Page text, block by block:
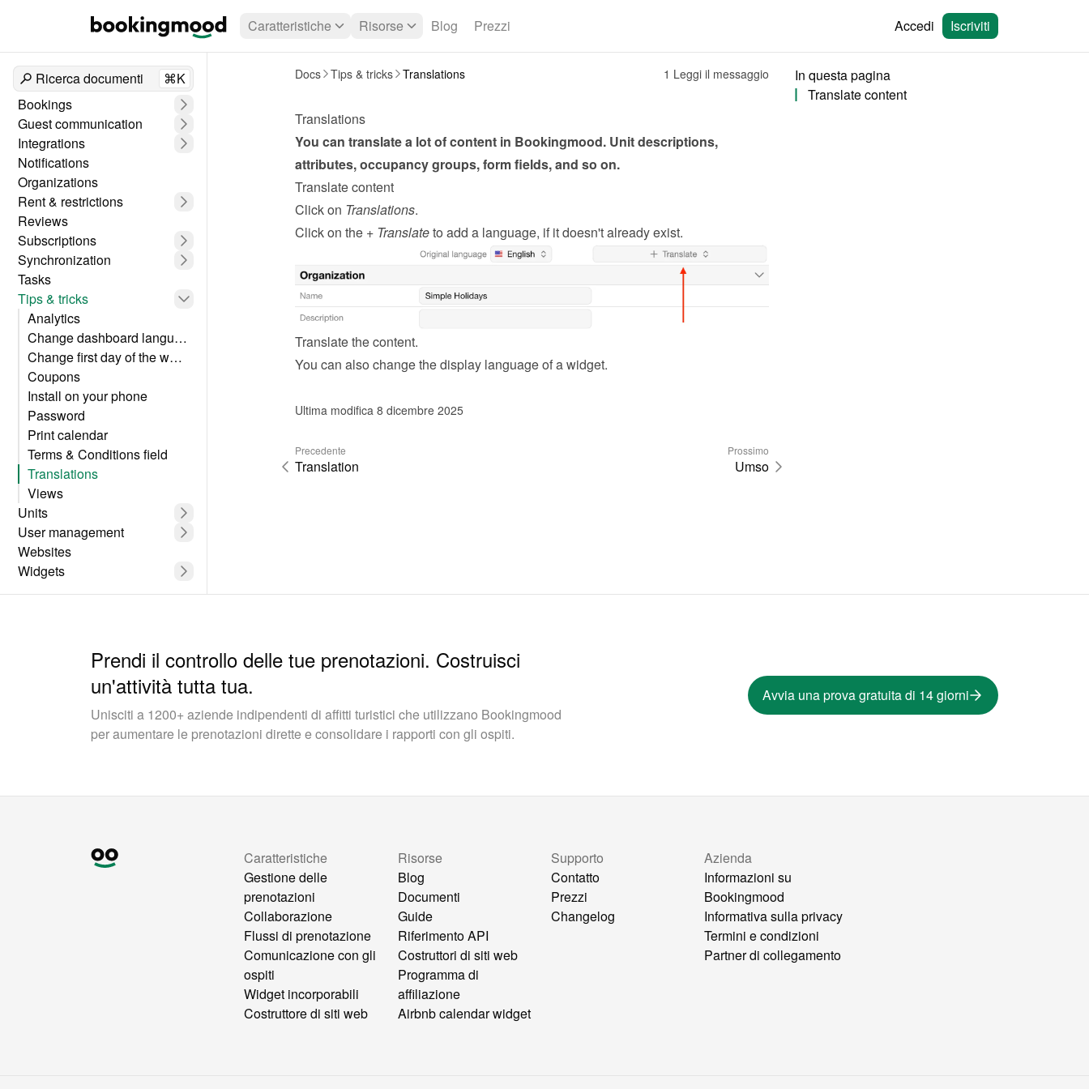
Caratteristiche Risorse Blog Prezzi Accedi Iscriviti
Ricerca documenti
⌘K
Bookings
Guest communication
Integrations
Notifications
Organizations
Rent & restrictions
Reviews
Subscriptions
Synchronization
Tasks
Tips & tricks
Analytics
Change dashboard language
Change first day of the week
Coupons
Install on your phone
Password
Print calendar
Terms & Conditions field
Translations
Views
Units
User management
Websites
Widgets
Docs Tips & tricks Translations 1 Leggi il messaggio
Translations
You can translate a lot of content in Bookingmood. Unit descriptions,
attributes, occupancy groups, form fields, and so on.
Translate content
Click on Translations.
Click on the + Translate to add a language, if it doesn't already exist.
Translate the content.
You can also change the display language of a widget.
Ultima modifica 8 dicembre 2025
Precedente
Translation
Prossimo
Umso
In questa pagina
Translate content
Prendi il controllo delle tue prenotazioni. Costruisci
un'attività tutta tua.
Unisciti a 1200+ aziende indipendenti di affitti turistici che utilizzano Bookingmood
per aumentare le prenotazioni dirette e consolidare i rapporti con gli ospiti.
Avvia una prova gratuita di 14 giorni
Caratteristiche
Gestione delle
prenotazioni
Collaborazione
Flussi di prenotazione
Comunicazione con gli
ospiti
Widget incorporabili
Costruttore di siti web
Risorse
Blog
Documenti
Guide
Riferimento API
Costruttori di siti web
Programma di
affiliazione
Airbnb calendar widget
Supporto
Contatto
Prezzi
Changelog
Azienda
Informazioni su
Bookingmood
Informativa sulla privacy
Termini e condizioni
Partner di collegamento